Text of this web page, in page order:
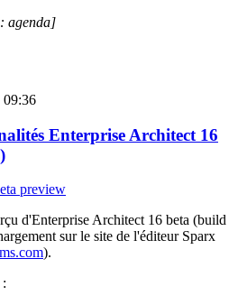
agenda]
09:36
Enterprise Architect 16
d'Enterprise Architect 16 beta (build
sur le site de l'éditeur Sparx
).